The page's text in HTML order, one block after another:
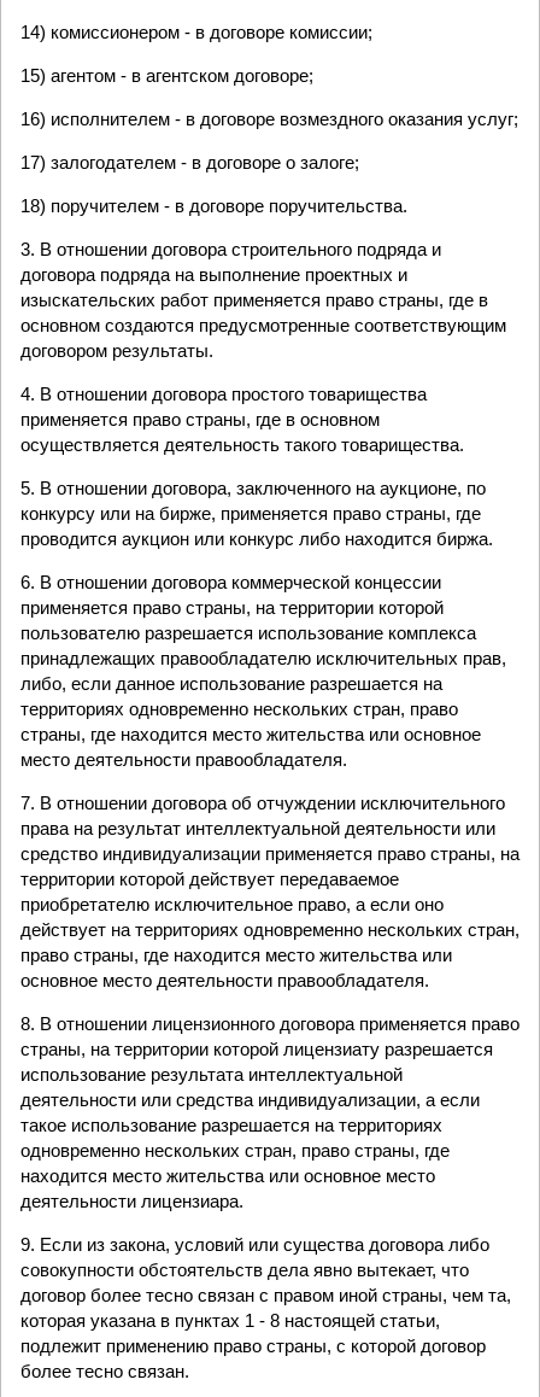
14) комиссионером - в договоре комиссии;
15) агентом - в агентском договоре;
16) исполнителем - в договоре возмездного оказания услуг;
17) залогодателем - в договоре о залоге;
18) поручителем - в договоре поручительства.
3. В отношении договора строительного подряда и
договора подряда на выполнение проектных и
изыскательских работ применяется право страны, где в
основном создаются предусмотренные соответствующим
договором результаты.
4. В отношении договора простого товарищества
применяется право страны, где в основном
осуществляется деятельность такого товарищества.
5. В отношении договора, заключенного на аукционе, по
конкурсу или на бирже, применяется право страны, где
проводится аукцион или конкурс либо находится биржа.
6. В отношении договора коммерческой концессии
применяется право страны, на территории которой
пользователю разрешается использование комплекса
принадлежащих правообладателю исключительных прав,
либо, если данное использование разрешается на
территориях одновременно нескольких стран, право
страны, где находится место жительства или основное
место деятельности правообладателя.
7. В отношении договора об отчуждении исключительного
права на результат интеллектуальной деятельности или
средство индивидуализации применяется право страны, на
территории которой действует передаваемое
приобретателю исключительное право, а если оно
действует на территориях одновременно нескольких стран,
право страны, где находится место жительства или
основное место деятельности правообладателя.
8. В отношении лицензионного договора применяется право
страны, на территории которой лицензиату разрешается
использование результата интеллектуальной
деятельности или средства индивидуализации, а если
такое использование разрешается на территориях
одновременно нескольких стран, право страны, где
находится место жительства или основное место
деятельности лицензиара.
9. Если из закона, условий или существа договора либо
совокупности обстоятельств дела явно вытекает, что
договор более тесно связан с правом иной страны, чем та,
которая указана в пунктах 1 - 8 настоящей статьи,
подлежит применению право страны, с которой договор
более тесно связан.